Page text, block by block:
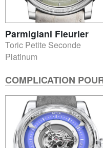
Parmigiani Fleurier
Toric Petite Seconde
Platinum
COMPLICATION